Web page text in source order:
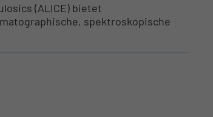
(ALICE) bietet
spektroskopische